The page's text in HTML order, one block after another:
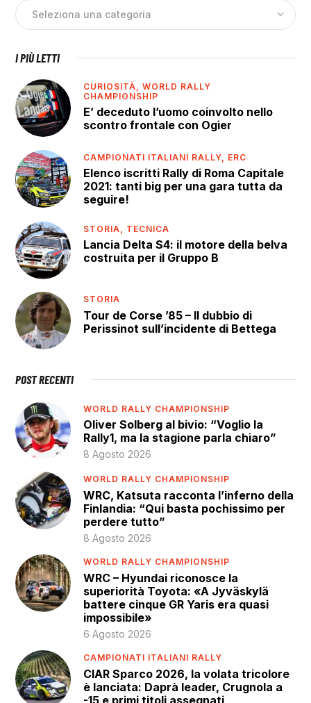
I PIÙ LETTI
CURIOSITÀ,WORLD RALLY
CHAMPIONSHIP
E’ deceduto l’uomo coinvolto nello
scontro frontale con Ogier
CAMPIONATI ITALIANI RALLY, ERC
Elenco iscritti Rally di Roma Capitale
2021: tanti big per una gara tutta da
seguire!
STORIA, TECNICA
Lancia Delta S4: il motore della belva
costruita per il Gruppo B
STORIA
Tour de Corse ’85 – Il dubbio di
Perissinot sull’incidente di Bettega
POST RECENTI
WORLD RALLY CHAMPIONSHIP
Oliver Solberg al bivio: “Voglio la
Rally1, ma la stagione parla chiaro”
8 Agosto 2026
WORLD RALLY CHAMPIONSHIP
WRC, Katsuta racconta l’inferno della
Finlandia: “Qui basta pochissimo per
perdere tutto”
8 Agosto 2026
WORLD RALLY CHAMPIONSHIP
WRC – Hyundai riconosce la
superiorità Toyota: «A Jyväskylä
battere cinque GR Yaris era quasi
impossibile»
6 Agosto 2026
CAMPIONATI ITALIANI RALLY
CIAR Sparco 2026, la volata tricolore
è lanciata: Daprà leader, Crugnola a
-15 e primi titoli assegnati